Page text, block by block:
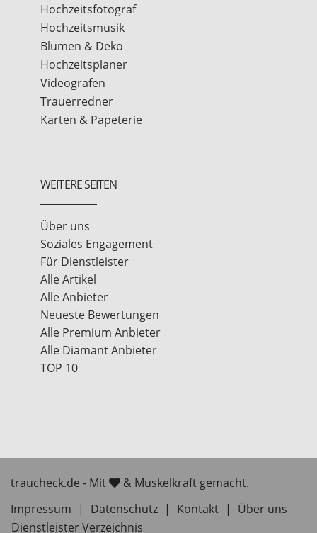
Hochzeitsfotograf
Hochzeitsmusik
Blumen & Deko
Hochzeitsplaner
Videografen
Trauerredner
Karten & Papeterie
WEITERE SEITEN
Über uns
Soziales Engagement
Für Dienstleister
Alle Artikel
Alle Anbieter
Neueste Bewertungen
Alle Premium Anbieter
Alle Diamant Anbieter
TOP 10
traucheck.de - Mit
& Muskelkraft gemacht.
Impressum
| Datenschutz | Kontakt |
Über uns
Dienstleister Verzeichnis